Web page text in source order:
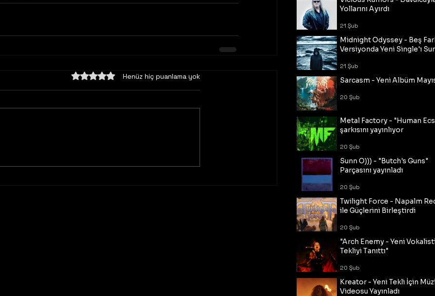
5 üzerinden 0 yıldızHenüz hiç puanlama yok
Yollarını Ayırdı
21 Şub
Midnight Odyssey - Beş
Versiyonda Yeni Single'ı
21 Şub
Sarcasm - Yeni Albüm
20 Şub
Metal Factory - "Human
şarkısını yayınlıyor
20 Şub
Sunn O))) - "Butch's Guns"
Parçasını yayınladı
20 Şub
Twilight Force - Napalm
ile Güçlerini Birleştirdi
20 Şub
"Arch Enemy - Yeni
Tekliyi Tanıttı"
20 Şub
Kreator - Yeni Tekli İçin
Videosu Yayınladı